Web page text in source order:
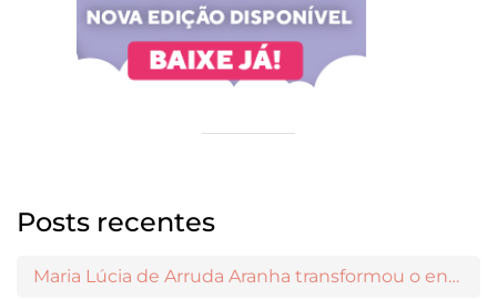
Posts recentes
Maria Lúcia de Arruda Aranha transformou o ensino de Filosofia no Brasil